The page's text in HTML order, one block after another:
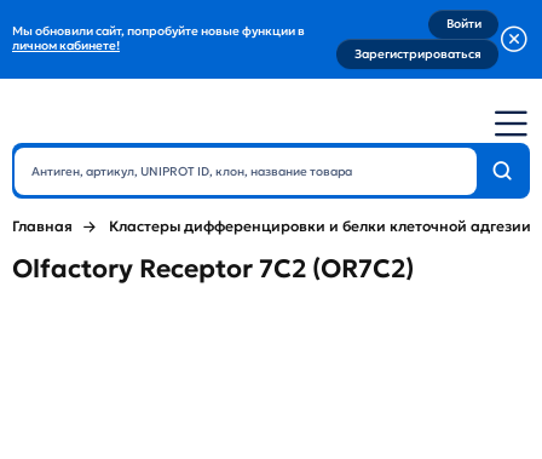
Мы обновили сайт, попробуйте новые функции в
личном кабинете!
Войти
Зарегистрироваться
Главная Кластеры дифференцировки и белки клеточной адгезии
Olfactory Receptor 7C2 (OR7C2)